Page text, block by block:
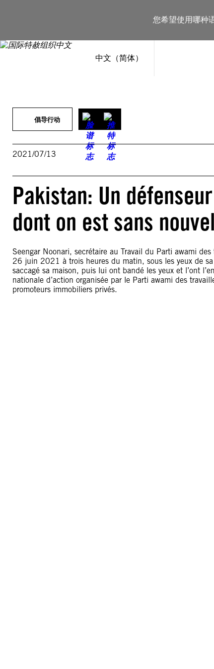
您希望使用哪种
中文（简体）
倡导行动
2021/07/13
Pakistan: Un
dont on est sans
Seengar Noonari, secrétaire au Travail du Parti awami
26 juin 2021 à trois heures du matin, sous les yeux de
saccagé sa maison, puis lui ont bandé les yeux et l’ont
nationale d’action organisée par le Parti awami des
promoteurs immobiliers privés.